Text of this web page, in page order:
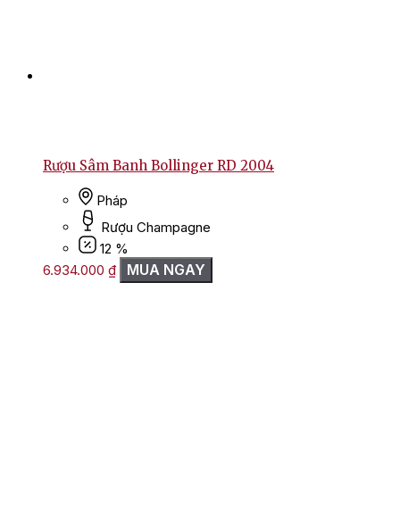
Rượu Sâm Banh Bollinger RD 2004
Pháp
Rượu Champagne
12 %
6.934.000 ₫ MUA NGAY